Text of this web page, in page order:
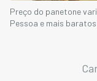
Preço do panetone
Pessoa e mais